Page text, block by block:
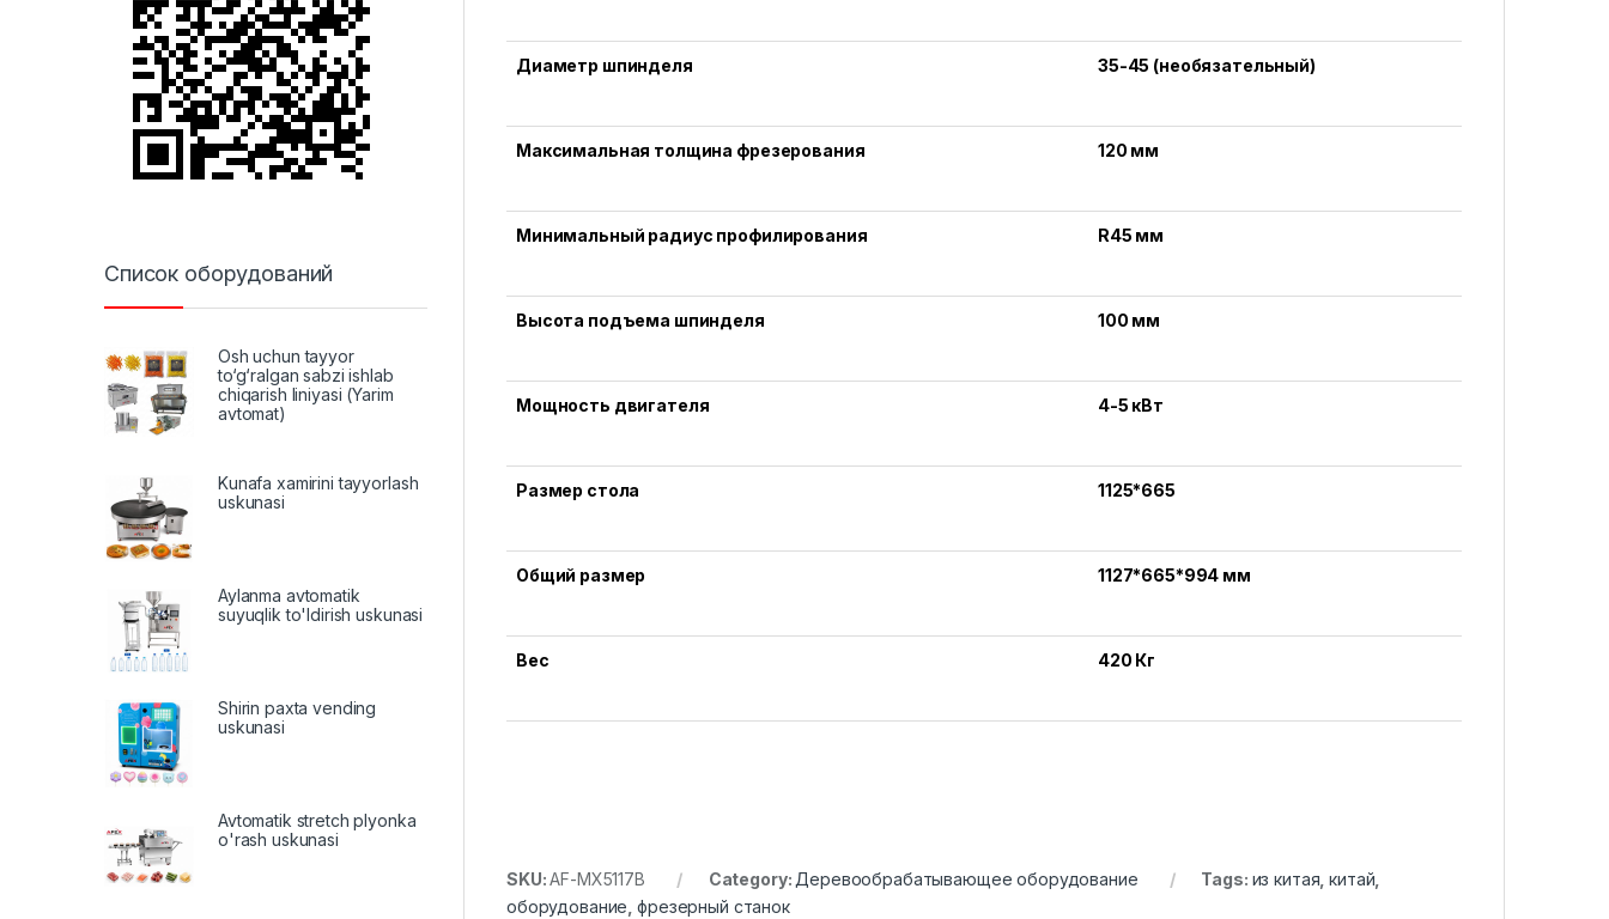
Диаметр шпинделя 35-45 (необязательный)
Максимальная толщина фрезерования 120 мм
Минимальный радиус профилирования R45 мм
Высота подъема шпинделя 100 мм
Мощность двигателя 4-5 кВт
Размер стола 1125*665
Общий размер 1127*665*994 мм
Вес 420 Кг
SKU:AF-MX5117B Category: Деревообрабатывающее оборудование Tags: из китая ,китай
оборудование ,фрезерный станок
Список оборудований
Osh uchun tayyor
to‘g‘ralgan sabzi ishlab
chiqarish liniyasi (Yarim
avtomat)
Kunafa xamirini tayyorlash
uskunasi
Aylanma avtomatik
suyuqlik to'ldirish uskunasi
Shirin paxta vending
uskunasi
Avtomatik stretch plyonka
o'rash uskunasi